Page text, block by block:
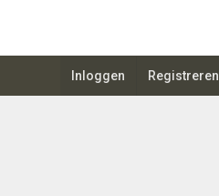
Inloggen Registreren